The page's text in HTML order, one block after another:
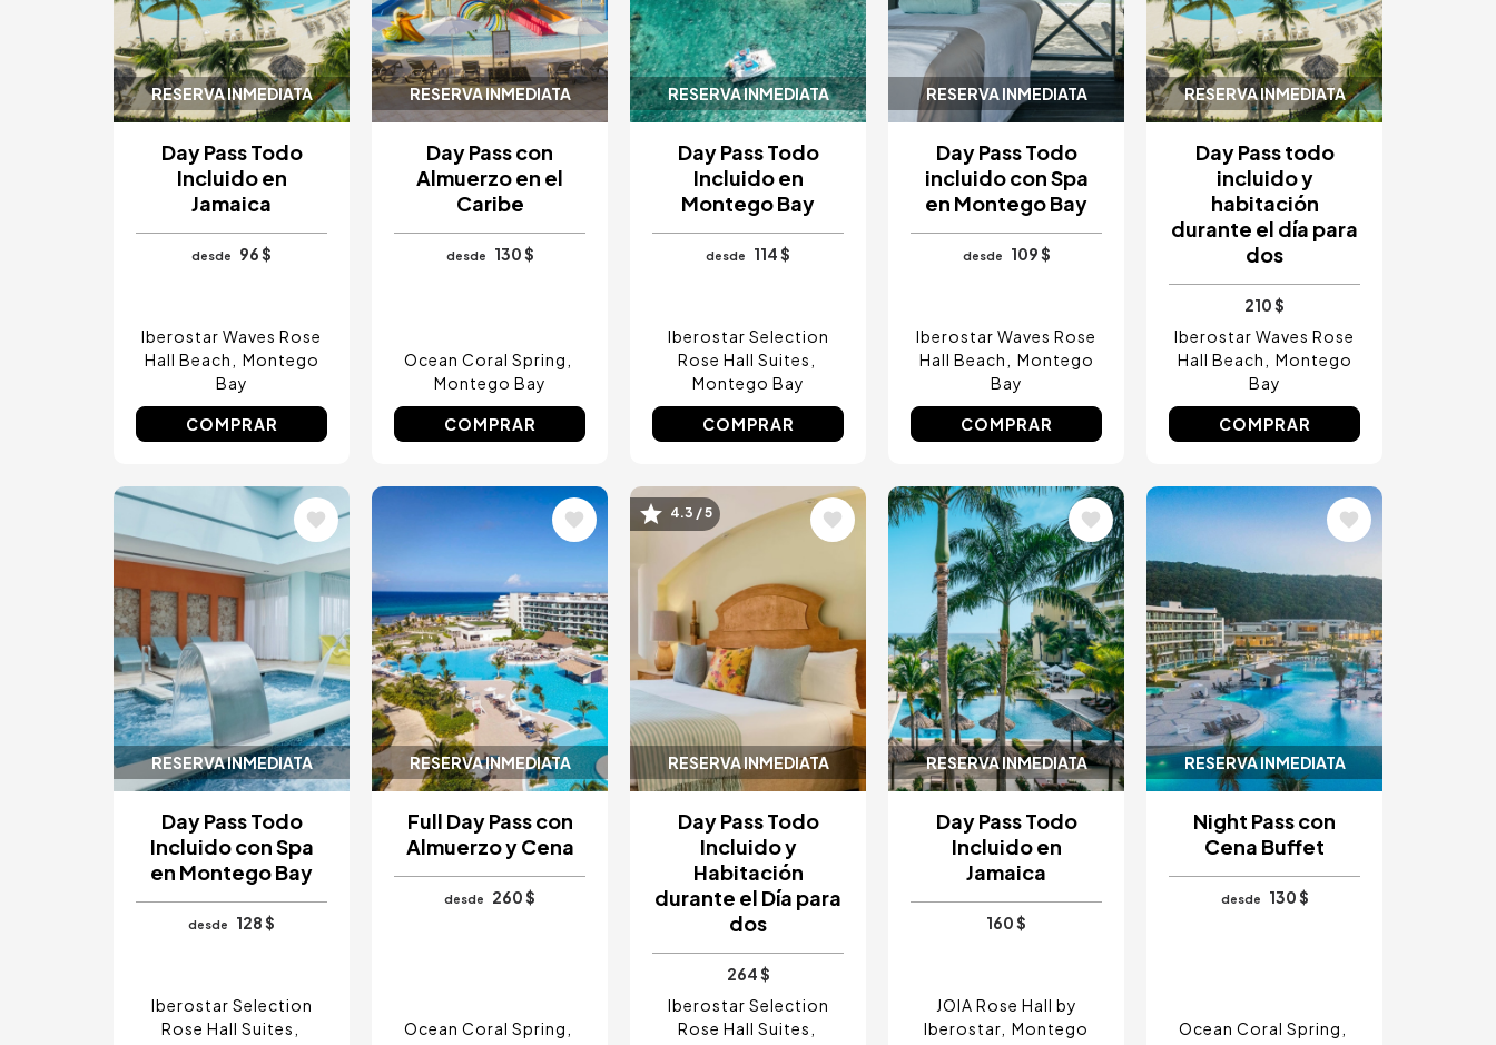
RESERVA INMEDIATA
Day Pass Todo
Incluido en
Jamaica
desde 96 $
Iberostar Waves Rose
Hall Beach
Montego
Bay
COMPRAR
RESERVA INMEDIATA
Day Pass con
Almuerzo en el
Caribe
desde 130 $
Ocean Coral Spring
Montego Bay
COMPRAR
RESERVA INMEDIATA
Day Pass Todo
Incluido en
Montego Bay
desde 114 $
Iberostar Selection
Rose Hall Suites
Montego Bay
COMPRAR
RESERVA INMEDIATA
Day Pass Todo
incluido con Spa
en Montego Bay
desde 109 $
Iberostar Waves Rose
Hall Beach
Montego
Bay
COMPRAR
RESERVA INMEDIATA
Day Pass todo
incluido y
habitación
durante el día para
dos
210 $
Iberostar Waves Rose
Hall Beach
Montego
Bay
COMPRAR
RESERVA INMEDIATA
Image
Day Pass Todo
Incluido con Spa
en Montego Bay
desde 128 $
Iberostar Selection
Rose Hall Suites
RESERVA INMEDIATA
Image
Full Day Pass con
Almuerzo y Cena
desde 260 $
Ocean Coral Spring
RESERVA INMEDIATA
Image
4.3 / 5
Day Pass Todo
Incluido y
Habitación
durante el Día para
dos
264 $
Iberostar Selection
Rose Hall Suites
RESERVA INMEDIATA
Image
Day Pass Todo
Incluido en
Jamaica
160 $
JOIA Rose Hall by
Iberostar Montego
RESERVA INMEDIATA
Image
Night Pass con
Cena Buffet
desde 130 $
Ocean Coral Spring